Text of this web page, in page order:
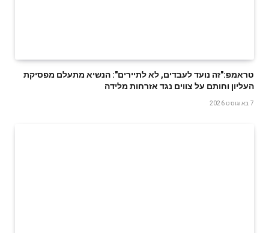
טראמפ:"זה נועד לעבדים, לא לתיירים": הנשיא מתעלם מפסיקת
העליון וחותם על צווים נגד אזרחות מלידה
7 באוגוסט 2026